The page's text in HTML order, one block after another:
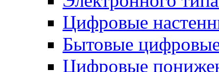
Цифровые
Бытовые
Цифровые